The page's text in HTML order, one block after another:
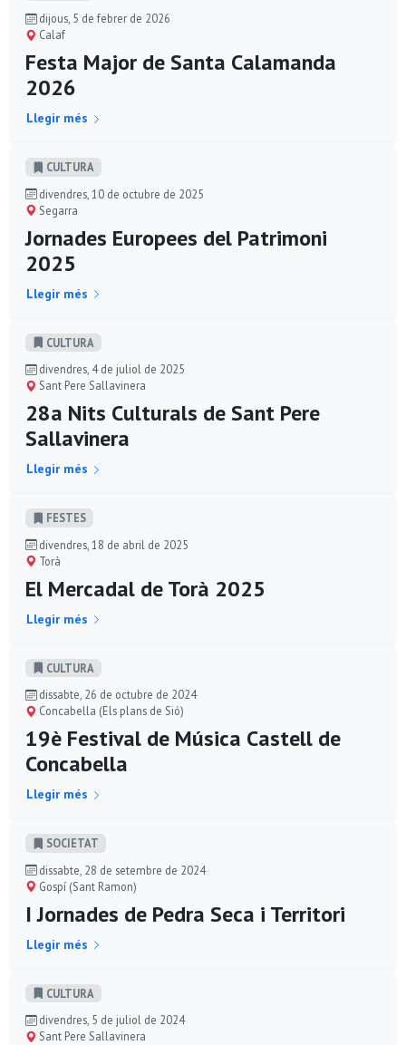
dijous, 5 de febrer de 2026
Calaf
Festa Major de Santa Calamanda
2026
Llegir més
CULTURA
divendres, 10 de octubre de 2025
Segarra
Jornades Europees del Patrimoni
2025
Llegir més
CULTURA
divendres, 4 de juliol de 2025
Sant Pere Sallavinera
28a Nits Culturals de Sant Pere
Sallavinera
Llegir més
FESTES
divendres, 18 de abril de 2025
Torà
El Mercadal de Torà 2025
Llegir més
CULTURA
dissabte, 26 de octubre de 2024
Concabella (Els plans de Sió)
19è Festival de Música Castell de
Concabella
Llegir més
SOCIETAT
dissabte, 28 de setembre de 2024
Gospí (Sant Ramon)
I Jornades de Pedra Seca i Territori
Llegir més
CULTURA
divendres, 5 de juliol de 2024
Sant Pere Sallavinera